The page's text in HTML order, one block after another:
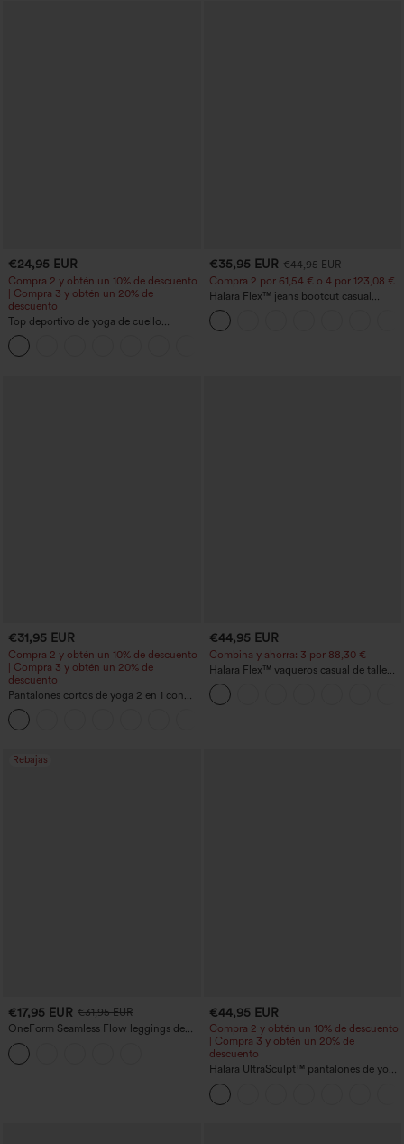
€24,95 EUR
Compra 2 y obtén un 10% de descuento
| Compra 3 y obtén un 20% de
descuento
Top deportivo de yoga de cuello
redondo y manga corta, con fruncidos y
tacto fresco - UPF50+
€35,95 EUR €44,95 EUR
Compra 2 por 61,54 € o 4 por 123,08 €.
Halara Flex™ jeans bootcut casual
lavados, de talle alto y con bolsillos
€31,95 EUR
Compra 2 y obtén un 10% de descuento
| Compra 3 y obtén un 20% de
descuento
Pantalones cortos de yoga 2 en 1 con
bolsillo trasero de talle muy alto y
bolsillo lateral oculto de 5&#39;&#39;
de longitud más larga
€44,95 EUR
Combina y ahorra: 3 por 88,30 €
Halara Flex™ vaqueros casual de talle
alto con bolsillos, estilo baggy de pierna
ancha, efecto lavado
Rebajas
€17,95 EUR €31,95 EUR
OneForm Seamless Flow leggings de
yoga de talle alto con control abdominal
y realce de glúteos
€44,95 EUR
Compra 2 y obtén un 10% de descuento
| Compra 3 y obtén un 20% de
descuento
Halara UltraSculpt™ pantalones de yoga
holgados de talle alto con control
abdominal, rayas color block y bolsillos